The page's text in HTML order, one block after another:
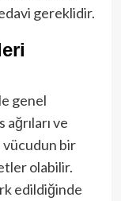
gereklidir.
genel
ve
vücudun bir
olabilir.
edildiğinde